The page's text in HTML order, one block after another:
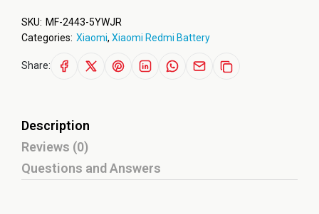
SKU: MF-2443-5YWJR
Categories: Xiaomi, Xiaomi Redmi Battery
Share:
Description
Reviews (0)
Questions and Answers